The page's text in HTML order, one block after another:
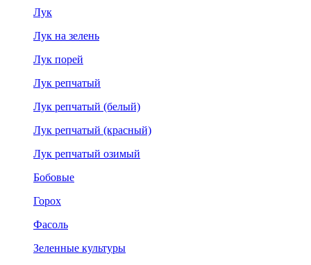
Лук
Лук на зелень
Лук порей
Лук репчатый
Лук репчатый (белый)
Лук репчатый (красный)
Лук репчатый озимый
Бобовые
Горох
Фасоль
Зеленные культуры